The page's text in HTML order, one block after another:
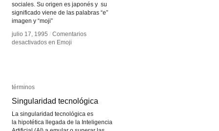
sociales. Su origen es japonés y su
significado viene de las palabras “e”
imagen y “moji”
julio 17, 1995 / Comentarios
desactivados en Emoji
julio 17, 1995 / Comentarios
desactivados en Emoji
términos
Singularidad tecnológica
La singularidad tecnológica es
la hipotética llegada de la Inteligencia
términos
Singularidad tecnológica